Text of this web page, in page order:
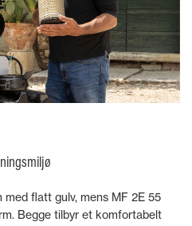
flatt gulv, mens MF 2E 55
Begge tilbyr et komfortabelt